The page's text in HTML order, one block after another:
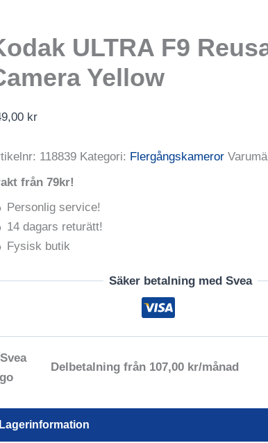
ULTRA F9
Yellow
kr
118839 Kategori: Flergångskameror
från 79kr!
Personlig service!
14 dagars returätt!
Fysisk butik
Säker betalning med Svea
Delbetalning från 107,00 kr/månad
Lagerinformation